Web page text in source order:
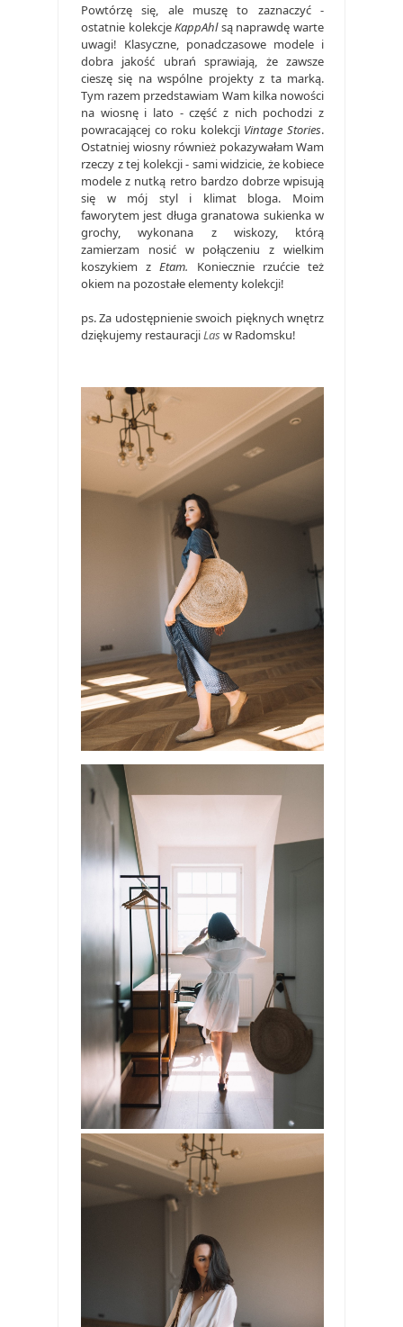
Powtórzę się, ale muszę to zaznaczyć -
ostatnie kolekcjeKappAhlsą naprawdę warte
uwagi! Klasyczne, ponadczasowe modele i
dobra jakość ubrań sprawiają, że zawsze
cieszę się na wspólne projekty z ta marką.
Tym razem przedstawiam Wam kilka nowości
na wiosnę i lato - część z nich pochodzi z
powracającej co roku kolekcji Vintage Stories.
Ostatniej wiosny również pokazywałam Wam
rzeczy z tej kolekcji - sami widzicie, że kobiece
modele z nutką retro bardzo dobrze wpisują
się w mój styl i klimat bloga. Moim
faworytem jest długa granatowa sukienka w
grochy, wykonana z wiskozy, którą
zamierzam nosić w połączeniu z wielkim
koszykiem zEtam. Koniecznie rzućcie też
okiem na pozostałe elementy kolekcji!
ps. Za udostępnienie swoich pięknych wnętrz
dziękujemy restauracji Las w Radomsku!